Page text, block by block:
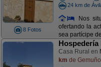
8 Fotos
24 km de
Nos
ofertando la
sea partícipe
Hospedería
Casa Rural en
km de